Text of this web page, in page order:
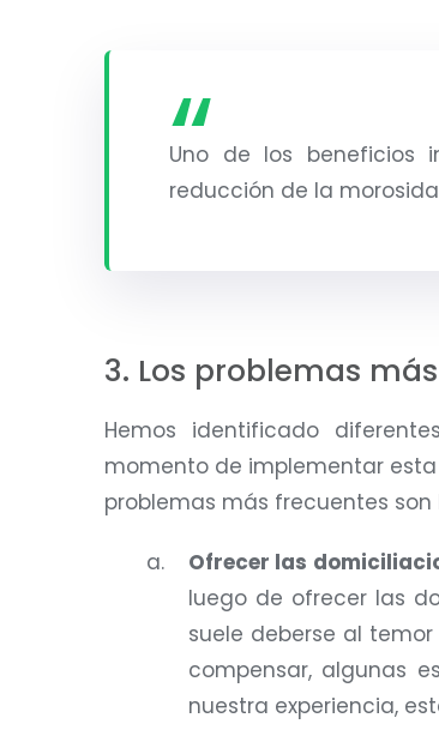
Uno de los beneficios
reducción de la
3. Los problemas
Hemos identificado
momento de implementar
problemas más frecuentes son
Ofrecer las
luego de ofrecer las
suele deberse al
compensar, algunas
nuestra experiencia,